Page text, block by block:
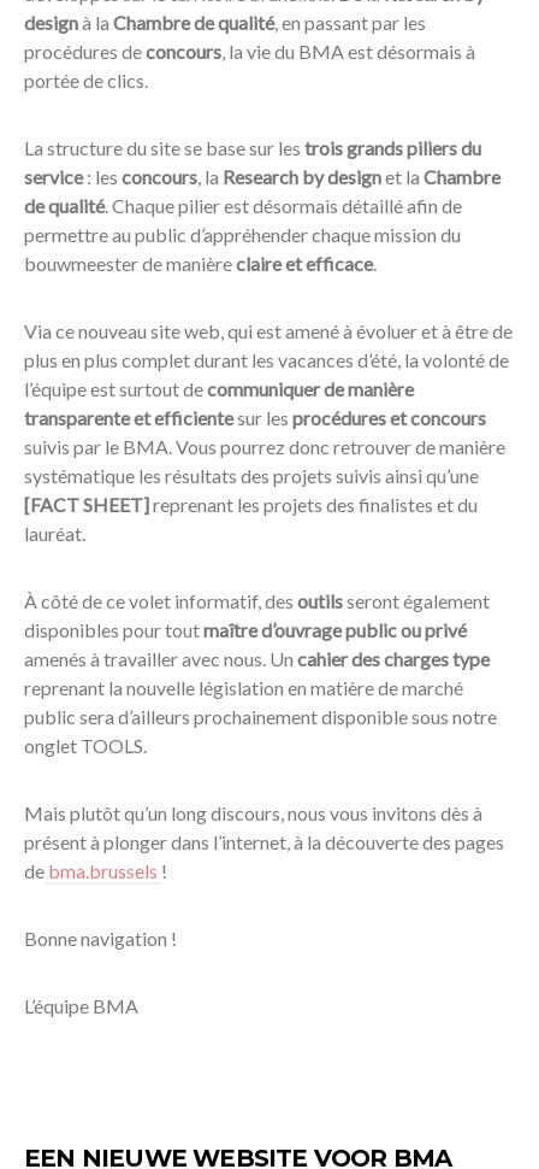
designà la Chambre de qualité, en passant par les
procédures deconcours, la vie du BMA est désormais à
portée de clics.
La structure du site se base sur les trois grands piliers du
service: les concours, la Research by designet la Chambre
de qualité. Chaque pilier est désormais détaillé afin de
permettre au public d’appréhender chaque mission du
bouwmeester de manièreclaire et efficace.
Via ce nouveau site web, qui est amené à évoluer et à être de
plus en plus complet durant les vacances d’été, la volonté de
l’équipe est surtout decommuniquer de manière
transparente et efficientesur les procédures et concours
suivis par le BMA. Vous pourrez donc retrouver de manière
systématique les résultats des projets suivis ainsi qu’une
[FACT SHEET]reprenant les projets des finalistes et du
lauréat.
À côté de ce volet informatif, des outilsseront également
disponibles pour toutmaître d’ouvrage publicou privé
amenés à travailler avec nous. Un cahier des charges type
reprenant la nouvelle législation en matière de marché
public sera d’ailleurs prochainement disponible sous notre
onglet TOOLS.
Mais plutôt qu’un long discours, nous vous invitons dès à
présent à plonger dans l’internet, à la découverte des pages
de bma.brussels !
Bonne navigation !
L’équipe BMA
EEN NIEUWE WEBSITE VOOR BMA